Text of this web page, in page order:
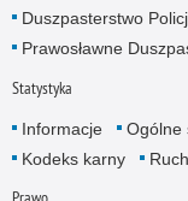
Duszpasterstwo
Prawosławne
Statystyka
Informacje Ogólne
Kodeks karny